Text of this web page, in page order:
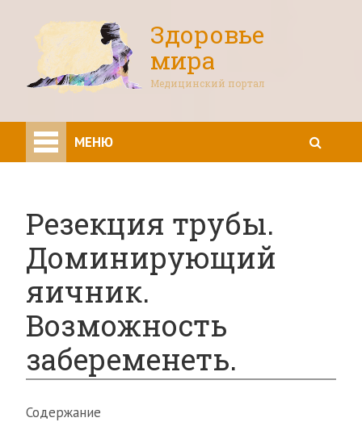
Здоровье
мира
Медицинский портал
МЕНЮ
Резекция трубы.
Доминирующий
яичник.
Возможность
забеременеть.
Содержание